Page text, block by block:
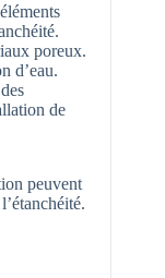
poreux.
d’eau.
de
peuvent